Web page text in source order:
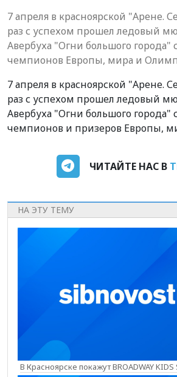
7 апреля в красноярской "Арене.
раз с успехом прошел ледовый
Авербуха "Огни большого города"
чемпионов Европы, мира и
7 апреля в красноярской "Арене.
раз с успехом прошел ледовый
Авербуха "Огни большого города"
чемпионов и призеров Европы,
ЧИТАЙТЕ НАС В
НА ЭТУ ТЕМУ
В Красноярске покажут BROADWAY KIDS